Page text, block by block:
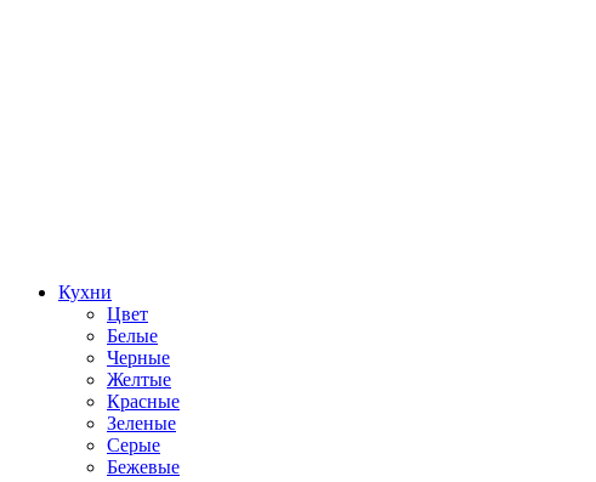
Кухни
Цвет
Белые
Черные
Желтые
Красные
Зеленые
Серые
Бежевые